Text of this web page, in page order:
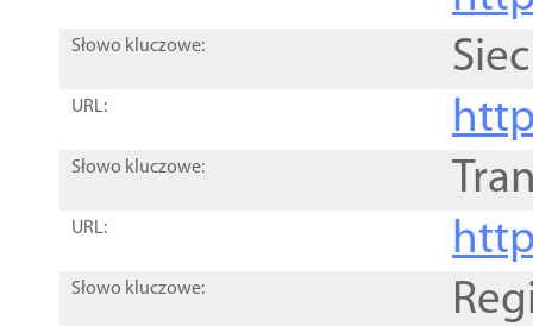
Słowo kluczowe:
URL:
Słowo kluczowe:
URL:
Słowo kluczowe: